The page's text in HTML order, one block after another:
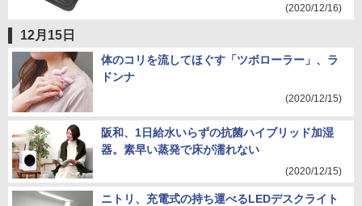
(2020/12/16)
12月15日
体のコリを流してほぐす「ツボローラー」、ラ
ドンナ
(2020/12/15)
阪和、1日給水いらずの抗菌ハイブリッド加湿
器。素早い蒸発で床が濡れない
(2020/12/15)
ニトリ、充電式の持ち運べるLEDデスクライト